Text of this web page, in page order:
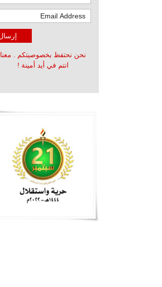
نحن نحتفظ بخصوصيتكم . معنا
انتم في أيد أمينة !